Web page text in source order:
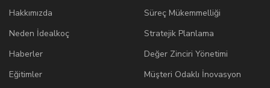
Hakkımızda
Neden İdealkoç
Haberler
Eğitimler
Süreç Mükemmelliği
Stratejik Planlama
Değer Zinciri Yönetimi
Müşteri Odaklı İnovasyon